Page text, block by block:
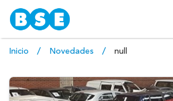
Inicio Novedades null